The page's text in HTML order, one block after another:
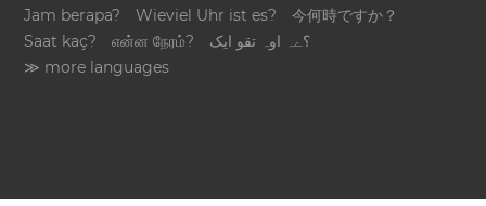
Jam berapa?
Wieviel Uhr ist es?
今何時ですか？
Saat kaç?
என்ன நேரம்?
؟ےہ اوہ تقو ایک
≫ more languages